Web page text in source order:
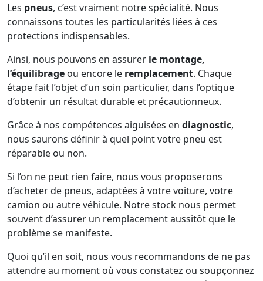
Les pneus, c’est vraiment notre spécialité. Nous
connaissons toutes les particularités liées à ces
protections indispensables.
Ainsi, nous pouvons en assurer le montage,
l’équilibrage ou encore le remplacement. Chaque
étape fait l’objet d’un soin particulier, dans l’optique
d’obtenir un résultat durable et précautionneux.
Grâce à nos compétences aiguisées en diagnostic,
nous saurons définir à quel point votre pneu est
réparable ou non.
Si l’on ne peut rien faire, nous vous proposerons
d’acheter de pneus, adaptées à votre voiture, votre
camion ou autre véhicule. Notre stock nous permet
souvent d’assurer un remplacement aussitôt que le
problème se manifeste.
Quoi qu’il en soit, nous vous recommandons de ne pas
attendre au moment où vous constatez ou soupçonnez